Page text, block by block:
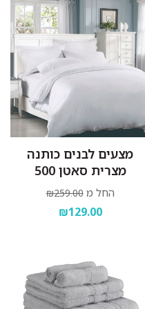
מצעים לבנים כותנה
מצרית סאטן 500
החל מ ₪259.00
₪129.00